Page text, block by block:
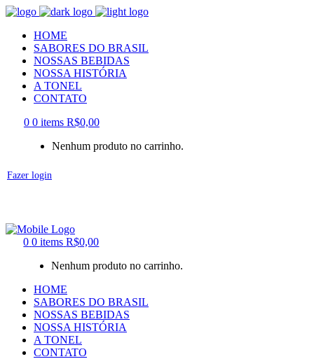
HOME
SABORES DO BRASIL
NOSSAS BEBIDAS
NOSSA HISTÓRIA
A TONEL
CONTATO
0 0 items R$0,00
Nenhum produto no carrinho.
Fazer login
0 0 items R$0,00
Nenhum produto no carrinho.
HOME
SABORES DO BRASIL
NOSSAS BEBIDAS
NOSSA HISTÓRIA
A TONEL
CONTATO